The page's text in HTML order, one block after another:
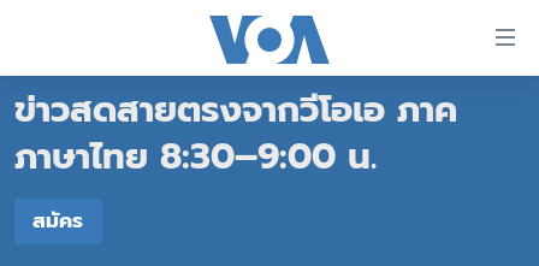
ต่อ
ไป
หลัก
หน้าหลัก
โลก
เอเชีย
ข่าวสดสายตรงจากวีโอเอ ภาค
ภาษาไทย 8:30–9:00 น.
สมัคร